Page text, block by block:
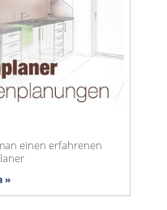
einen erfahrenen
»